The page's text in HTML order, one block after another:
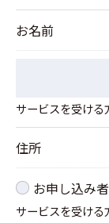
＜個人情報の
いて＞
ご本人である
個人情報の開
きにつきまし
お名前
サービスを受ける
住所
お申し込み
サービスを受ける